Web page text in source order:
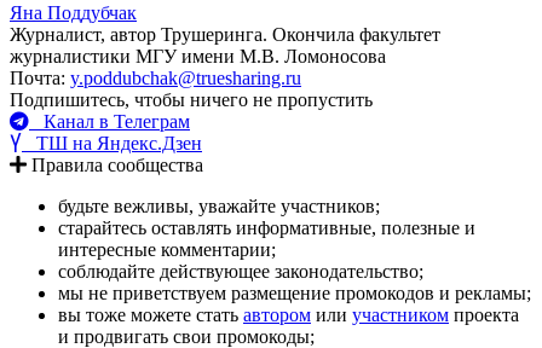
Яна Поддубчак
Журналист, автор Трушеринга. Окончила факультет
журналистики МГУ имени М.В. Ломоносова
Почта: y.poddubchak@truesharing.ru
Подпишитесь, чтобы ничего не пропустить
Канал в Телеграм
ТШ на Яндекс.Дзен
Правила сообщества
будьте вежливы, уважайте участников;
старайтесь оставлять информативные, полезные и
интересные комментарии;
соблюдайте действующее законодательство;
мы не приветствуем размещение промокодов и рекламы;
вы тоже можете стать автором или участником проекта
и продвигать свои промокоды;